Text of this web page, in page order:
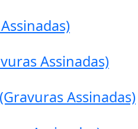
Assinadas)
Assinadas)